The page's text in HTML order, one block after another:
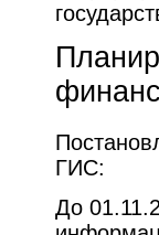
ГИС:
До